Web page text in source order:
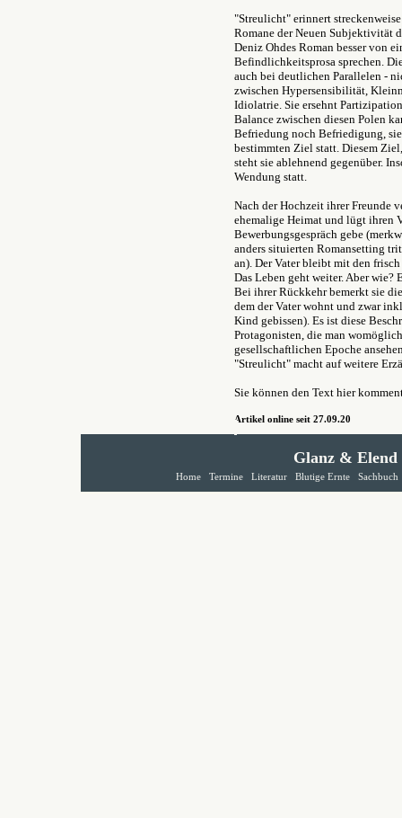
"Streulicht" erinnert
Romane der Neuen Subjektivität
Deniz Ohdes Roman besser von
Befindlichkeitsprosa sprechen.
auch bei deutlichen Parallelen -
zwischen Hypersensibilität,
Idiolatrie. Sie ersehnt
Balance zwischen diesen Polen
Befriedung noch Befriedigung,
bestimmten Ziel statt. Diesem
steht sie ablehnend gegenüber.
Wendung statt.
Nach der Hochzeit ihrer Freunde
ehemalige Heimat und lügt ihren
Bewerbungsgespräch gebe
anders situierten Romansetting
an). Der Vater bleibt mit den
Das Leben geht weiter. Aber
Bei ihrer Rückkehr bemerkt sie
dem der Vater wohnt und zwar
Kind gebissen). Es ist diese
Protagonisten, die man
gesellschaftlichen Epoche
"Streulicht" macht auf weitere
Sie können den Text hier
Artikel online seit 27.09.20
Glanz & Elend
Home Termine Literatur Blutige Ernte Sachbuch